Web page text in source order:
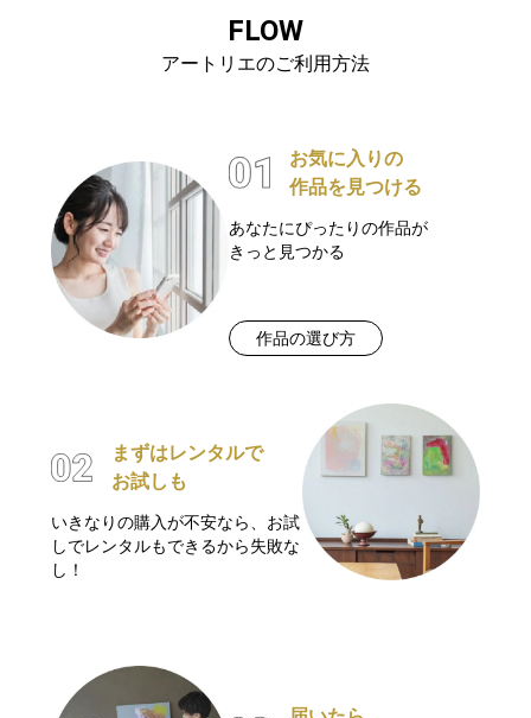
FLOW
アートリエのご利用方法
お気に入りの
作品を見つける
あなたにぴったりの作品が
きっと見つかる
作品の選び方
まずはレンタルで
お試しも
いきなりの購入が不安なら、お試
しでレンタルもできるから失敗な
し！